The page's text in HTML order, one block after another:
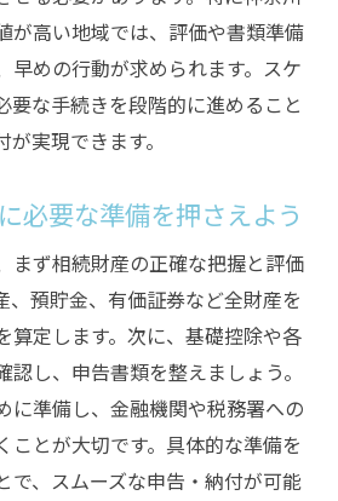
が高い地域では、評価や書類準備
早めの行動が求められます。スケ
要な手続きを段階的に進めること
実現できます。
必要な準備を押さえよう
まず相続財産の正確な把握と評価
、預貯金、有価証券など全財産を
算定します。次に、基礎控除や各
し、申告書類を整えましょう。
に準備し、金融機関や税務署への
ことが大切です。具体的な準備を
で、スムーズな申告・納付が可能